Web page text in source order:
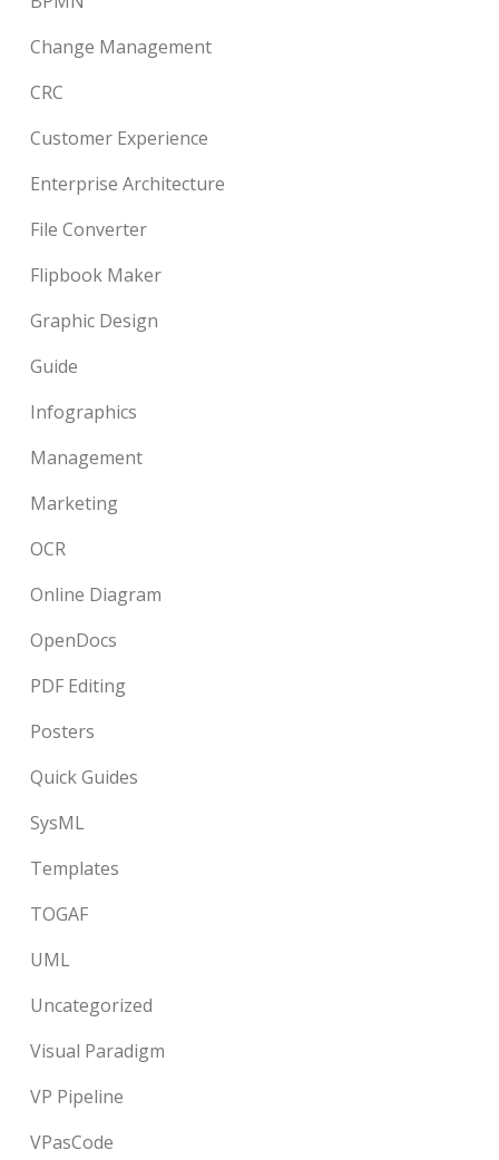
Change Management
CRC
Customer Experience
Enterprise Architecture
File Converter
Flipbook Maker
Graphic Design
Guide
Infographics
Management
Marketing
OCR
Online Diagram
OpenDocs
PDF Editing
Posters
Quick Guides
SysML
Templates
TOGAF
UML
Uncategorized
Visual Paradigm
VP Pipeline
VPasCode